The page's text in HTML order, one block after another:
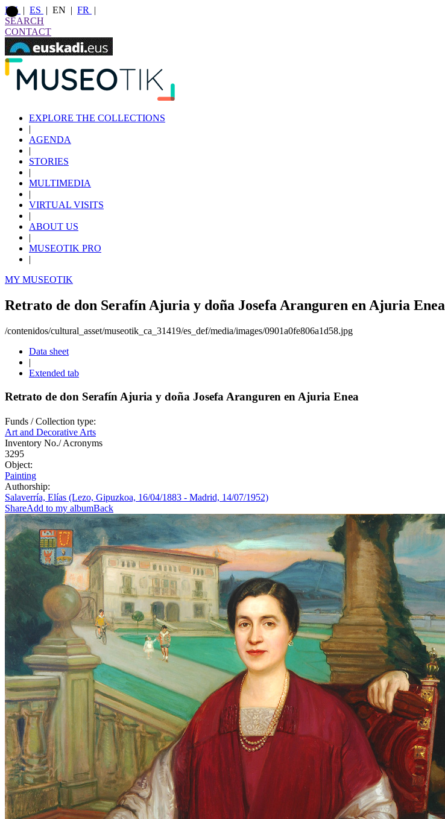
EU | ES | EN | FR
|
SEARCH
CONTACT
EXPLORE THE COLLECTIONS
|
AGENDA
|
STORIES
|
MULTIMEDIA
|
VIRTUAL VISITS
|
ABOUT US
|
MUSEOTIK PRO
|
MY MUSEOTIK
Retrato de don Serafín Ajuria y doña Josefa Aranguren en Ajuria Enea
/contenidos/cultural_asset/museotik_ca_31419/es_def/media/images/0901a0fe806a1d58.jpg
Data sheet
|
Extended tab
Retrato de don Serafín Ajuria y doña Josefa Aranguren en Ajuria Enea
Funds / Collection type:
Art and Decorative Arts
Inventory No./ Acronyms
3295
Object:
Painting
Authorship:
Salaverría, Elías (Lezo, Gipuzkoa, 16/04/1883 - Madrid, 14/07/1952)
ShareAdd to my albumBack